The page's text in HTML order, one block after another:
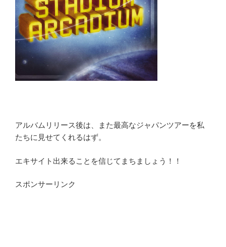
アルバムリリース後は、また最高なジャパンツアーを私
たちに見せてくれるはず。
エキサイト出来ることを信じてまちましょう！！
スポンサーリンク